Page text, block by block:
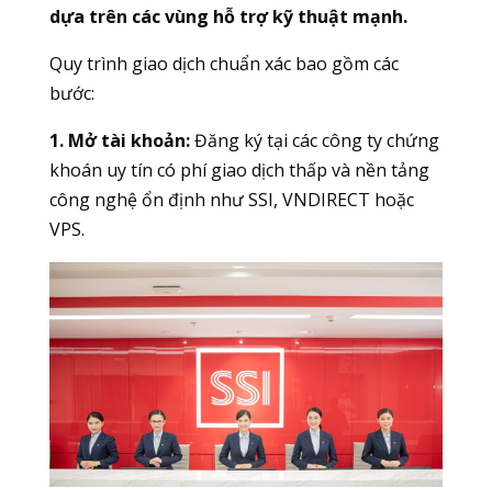
dựa trên các vùng hỗ trợ kỹ thuật mạnh.
Quy trình giao dịch chuẩn xác bao gồm các
bước:
1. Mở tài khoản:Đăng ký tại các công ty chứng
khoán uy tín có phí giao dịch thấp và nền tảng
công nghệ ổn định như SSI, VNDIRECT hoặc
VPS.